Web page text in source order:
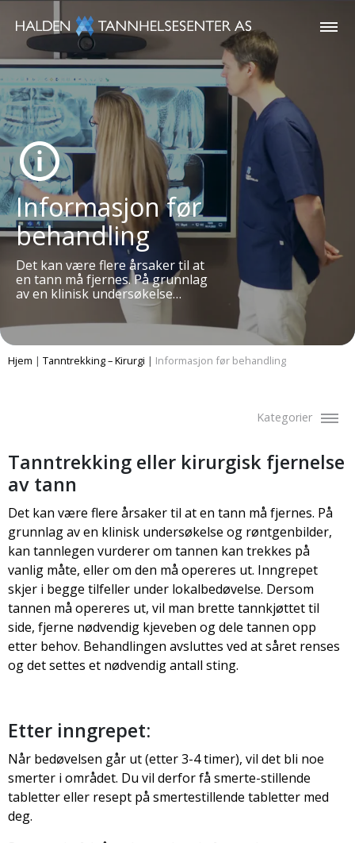
Informasjon før
behandling
Det kan være flere årsaker til at
en tann må fjernes. På grunnlag
av en klinisk undersøkelse…
Hjem | Tanntrekking – Kirurgi | Informasjon før behandling
Kategorier
Tanntrekking eller kirurgisk fjernelse
av tann
Det kan være flere årsaker til at en tann må fjernes. På
grunnlag av en klinisk undersøkelse og røntgenbilder,
kan tannlegen vurderer om tannen kan trekkes på
vanlig måte, eller om den må opereres ut. Inngrepet
skjer i begge tilfeller under lokalbedøvelse. Dersom
tannen må opereres ut, vil man brette tannkjøttet til
side, fjerne nødvendig kjeveben og dele tannen opp
etter behov. Behandlingen avsluttes ved at såret renses
og det settes et nødvendig antall sting.
Etter inngrepet:
Når bedøvelsen går ut (etter 3-4 timer), vil det bli noe
smerter i området. Du vil derfor få smerte-stillende
tabletter eller resept på smertestillende tabletter med
deg.